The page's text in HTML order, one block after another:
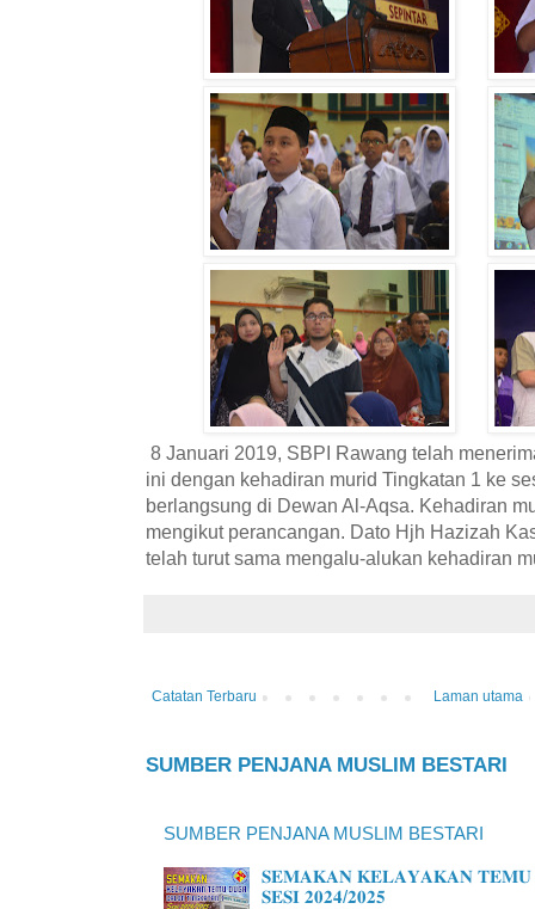
8 Januari 2019, SBPI Rawang telah
ini dengan kehadiran murid Tingkatan 1 ke
berlangsung di Dewan Al-Aqsa. Kehadiran
mengikut perancangan. Dato Hjh Hazizah
telah turut sama mengalu-alukan kehadiran
Catatan Terbaru Laman utama
SUMBER PENJANA MUSLIM BESTARI
SUMBER PENJANA MUSLIM BESTARI
𝐒𝐄𝐌𝐀𝐊𝐀𝐍 𝐊𝐄𝐋𝐀𝐘𝐀𝐊𝐀𝐍 𝐓𝐄𝐌𝐔
𝐒𝐄𝐒𝐈 𝟐𝟎𝟐𝟒/𝟐𝟎𝟐𝟓